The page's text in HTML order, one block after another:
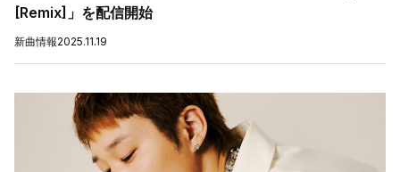
[Remix]」を配信開始
新曲情報2025.11.19